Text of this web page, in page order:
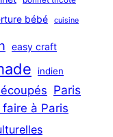
bébé cuisine
easy craft
indien
Paris
faire à Paris